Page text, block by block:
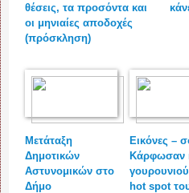
θέσεις, τα προσόντα και
οι μηνιαίες αποδοχές
(πρόσκληση)
Μετάταξη
Δημοτικών
Αστυνομικών στο
Δήμο
Εικόνες –
Κάρφωσαν
hot spot